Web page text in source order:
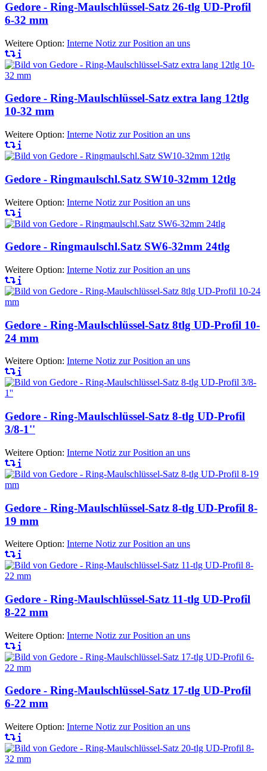
Gedore - Ring-Maulschlüssel-Satz 26-tlg UD-Profil
6-32 mm
Weitere Option: Interne Notiz zur Position an uns
Gedore - Ring-Maulschlüssel-Satz extra lang 12tlg
10-32 mm
Weitere Option: Interne Notiz zur Position an uns
Gedore - Ringmaulschl.Satz SW10-32mm 12tlg
Weitere Option: Interne Notiz zur Position an uns
Gedore - Ringmaulschl.Satz SW6-32mm 24tlg
Weitere Option: Interne Notiz zur Position an uns
Gedore - Ring-Maulschlüssel-Satz 8tlg UD-Profil 10-
24 mm
Weitere Option: Interne Notiz zur Position an uns
Gedore - Ring-Maulschlüssel-Satz 8-tlg UD-Profil
3/8-1''
Weitere Option: Interne Notiz zur Position an uns
Gedore - Ring-Maulschlüssel-Satz 8-tlg UD-Profil 8-
19 mm
Weitere Option: Interne Notiz zur Position an uns
Gedore - Ring-Maulschlüssel-Satz 11-tlg UD-Profil
8-22 mm
Weitere Option: Interne Notiz zur Position an uns
Gedore - Ring-Maulschlüssel-Satz 17-tlg UD-Profil
6-22 mm
Weitere Option: Interne Notiz zur Position an uns